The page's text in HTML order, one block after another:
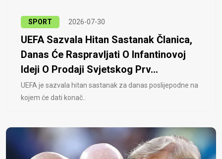
SPORT 2026-07-30
UEFA Sazvala Hitan Sastanak Članica,
Danas Će Raspravljati O Infantinovoj
Ideji O Prodaji Svjetskog Prv...
UEFA je sazvala hitan sastanak za danas poslijepodne na
kojem će dati konač..